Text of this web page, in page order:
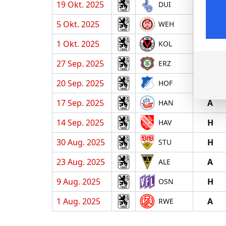
19 Okt. 2025
DUI
5 Okt. 2025
WEH
1 Okt. 2025
KOL
27 Sep. 2025
ERZ
20 Sep. 2025
HOF
17 Sep. 2025
HAN A
14 Sep. 2025
HAV H
30 Aug. 2025
STU H
23 Aug. 2025
ALE A
9 Aug. 2025
OSN H
1 Aug. 2025
RWE A